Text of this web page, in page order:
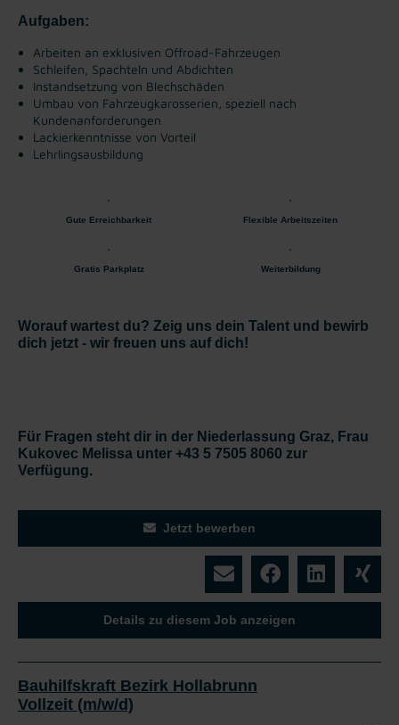
Aufgaben:
Arbeiten an exklusiven Offroad-Fahrzeugen
Schleifen, Spachteln und Abdichten
Instandsetzung von Blechschäden
Umbau von Fahrzeugkarosserien, speziell nach
Kundenanforderungen
Lackierkenntnisse von Vorteil
Lehrlingsausbildung
Gute Erreichbarkeit Flexible Arbeitszeiten
Gratis Parkplatz Weiterbildung
Worauf wartest du? Zeig uns dein Talent und bewirb
dich jetzt - wir freuen uns auf dich!
Für Fragen steht dir in der Niederlassung Graz, Frau
Kukovec Melissa unter +43 5 7505 8060 zur
Verfügung.
Jetzt bewerben
Details zu diesem Job anzeigen
Bauhilfskraft Bezirk Hollabrunn
Vollzeit (m/w/d)